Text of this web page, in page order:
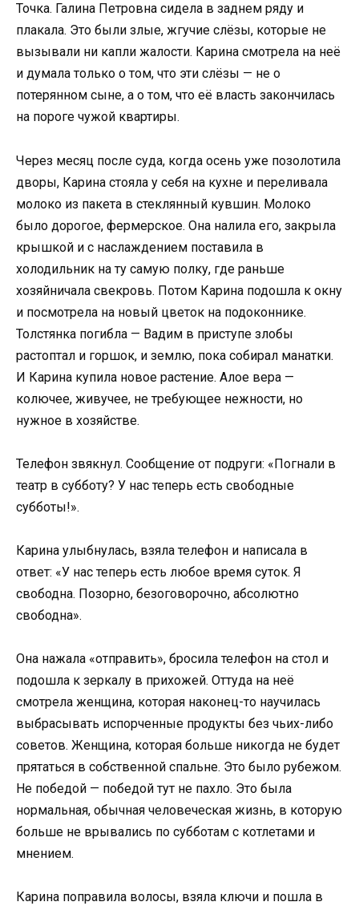
Точка. Галина Петровна сидела в заднем ряду и
плакала. Это были злые, жгучие слёзы, которые не
вызывали ни капли жалости. Карина смотрела на неё
и думала только о том, что эти слёзы — не о
потерянном сыне, а о том, что её власть закончилась
на пороге чужой квартиры.
Через месяц после суда, когда осень уже позолотила
дворы, Карина стояла у себя на кухне и переливала
молоко из пакета в стеклянный кувшин. Молоко
было дорогое, фермерское. Она налила его, закрыла
крышкой и с наслаждением поставила в
холодильник на ту самую полку, где раньше
хозяйничала свекровь. Потом Карина подошла к окну
и посмотрела на новый цветок на подоконнике.
Толстянка погибла — Вадим в приступе злобы
растоптал и горшок, и землю, пока собирал манатки.
И Карина купила новое растение. Алое вера —
колючее, живучее, не требующее нежности, но
нужное в хозяйстве.
Телефон звякнул. Сообщение от подруги: «Погнали в
театр в субботу? У нас теперь есть свободные
субботы!».
Карина улыбнулась, взяла телефон и написала в
ответ: «У нас теперь есть любое время суток. Я
свободна. Позорно, безоговорочно, абсолютно
свободна».
Она нажала «отправить», бросила телефон на стол и
подошла к зеркалу в прихожей. Оттуда на неё
смотрела женщина, которая наконец-то научилась
выбрасывать испорченные продукты без чьих-либо
советов. Женщина, которая больше никогда не будет
прятаться в собственной спальне. Это было рубежом.
Не победой — победой тут не пахло. Это была
нормальная, обычная человеческая жизнь, в которую
больше не врывались по субботам с котлетами и
мнением.
Карина поправила волосы, взяла ключи и пошла в